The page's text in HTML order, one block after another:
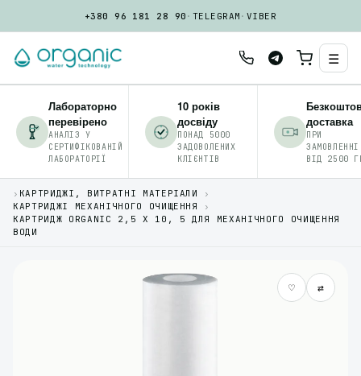
+380 96 181 28 90 · TELEGRAM · VIBER
☰
Лабораторно
перевірено
АНАЛІЗ У
СЕРТИФІКОВАНІЙ
ЛАБОРАТОРІЇ
10 років
досвіду
ПОНАД 5000
ЗАДОВОЛЕНИХ
КЛІЄНТІВ
доставка
ПРИ
ЗАМОВЛЕННІ
ВІД 2500
› КАРТРИДЖІ, ВИТРАТНІ МАТЕРІАЛИ
›
КАРТРИДЖІ МЕХАНІЧНОГО ОЧИЩЕННЯ
›
КАРТРИДЖ ORGANIC 2,5 Х 10, 5 ДЛЯ МЕХАНІЧНОГО ОЧИЩЕННЯ
ВОДИ
♡ ⇄